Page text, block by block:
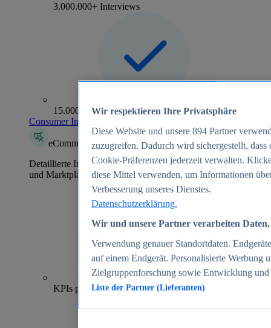
3.000.000+ Interviews
15.000+ Marken
Consumer Insights entdecken
eCommerce Insights
Detaillierte Informationen zu mehr als 39.000 Online-Shops
und Marktplätzen
70+
KPIs pro Shop
Wir respektieren Ihre Privatsphäre
Diese Website und unsere 894 Partner
zuzugreifen. Dadurch wird sichergestellt,
Cookie-Präferenzen jederzeit verwalten.
diese Mittel verwenden, um Informationen
Verbesserung unseres Dienstes.
Datenschutzerklärung.
Wir und unsere Partner verarbeiten
Verwendung genauer Standortdaten.
auf einem Endgerät. Personalisierte Werbung
Zielgruppenforschung sowie Entwicklung
Liste der Partner (Lieferanten)